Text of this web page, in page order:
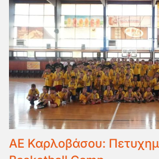
ΑΕ Καρλοβάσου: